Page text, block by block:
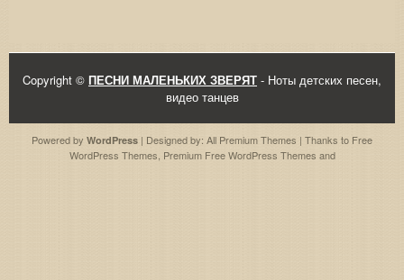
Copyright © ПЕСНИ МАЛЕНЬКИХ ЗВЕРЯТ - Ноты детских песен,
видео танцев
Powered by WordPress | Designed by: All Premium Themes | Thanks to Free
WordPress Themes Premium Free WordPress Themes and